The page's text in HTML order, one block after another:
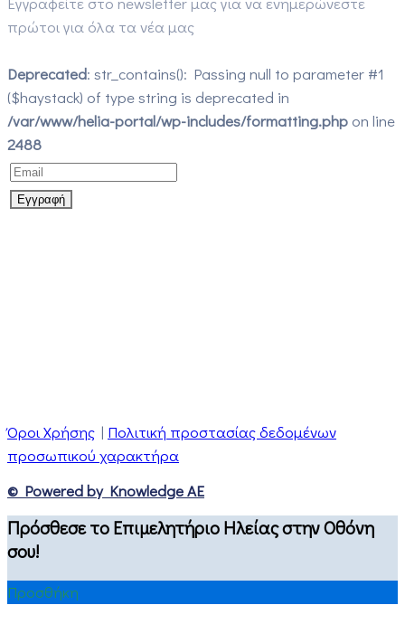
πρώτοι για όλα τα νέα μας
Deprecated: str_contains(): Passing null to parameter #1
($haystack) of type string is deprecated in
/var/www/helia-portal/wp-includes/formatting.php on line
2488
Όροι Χρήσης | Πολιτική προστασίας δεδομένων
προσωπικού χαρακτήρα
© Powered by Knowledge AE
Πρόσθεσε το Επιμελητήριο Ηλείας στην Οθόνη
σου!
Προσθήκη